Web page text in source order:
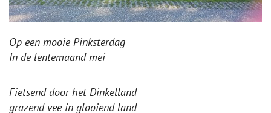
Op een mooie Pinksterdag
In de lentemaand mei
Fietsend door het Dinkelland
grazend vee in glooiend land